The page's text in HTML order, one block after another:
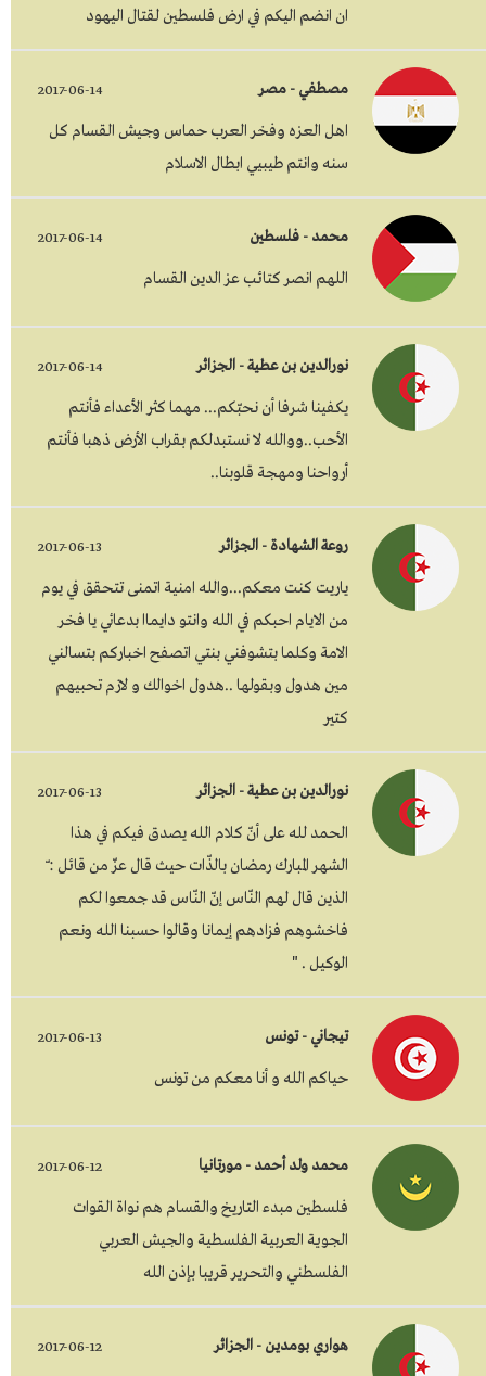
ان انضم اليكم في ارض فلسطين لقتال اليهود
مصطفي - مصر 2017-06-14
اهل العزه وفخر العرب حماس وجيش القسام كل
سنه وانتم طيبيي ابطال الاسلام
محمد - فلسطين 2017-06-14
اللهم انصر كتائب عز الدين القسام
نورالدين بن عطية - الجزائر 2017-06-14
يكفينا شرفا أن نحبّكم... مهما كثر الأعداء فأنتم
الأحب..ووالله لا نستبدلكم بقراب الأرض ذهبا فأنتم
أرواحنا ومهجة قلوبنا..
روعة الشهادة - الجزائر 2017-06-13
ياريت كنت معكم...والله امنية اتمنى تتحقق في يوم
من الايام احبكم في الله وانتو دايماا بدعائي يا فخر
الامة وكلما بتشوفني بنتي اتصفح اخباركم بتسالني
مين هدول وبقولها ..هدول اخوالك و لازم تحبيهم
كتير
نورالدين بن عطية - الجزائر 2017-06-13
الحمد لله على أنّ كلام الله يصدق فيكم في هذا
الشهر المبارك رمضان بالذّات حيث قال عزّ من قائل : ّ
الذين قال لهم النّاس إنّ النّاس قد جمعوا لكم
فاخشوهم فزادهم إيمانا وقالوا حسبنا الله ونعم
الوكيل . "
تيجاني - تونس 2017-06-13
حياكم الله و أنا معكم من تونس
محمد ولد أحمد - مورتانيا 2017-06-12
فلسطين مبدء التاريخ والقسام هم نواة القوات
الجوية العربية الفلسطية والجيش العربي
الفلسطني والتحرير قريبا بإذن الله
هواري بومدين - الجزائر 2017-06-12